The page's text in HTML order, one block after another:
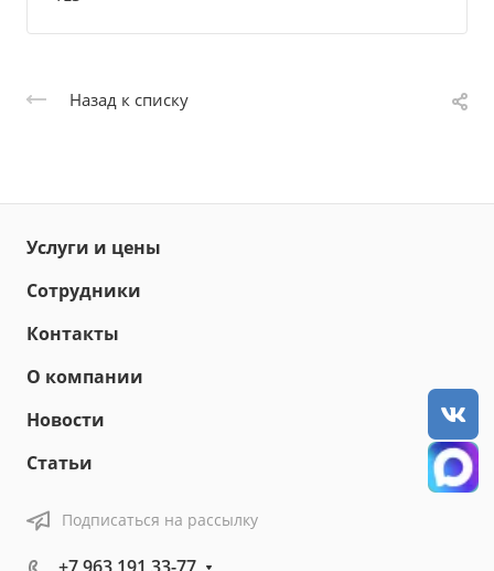
Назад к списку
Услуги и цены
Сотрудники
Контакты
О компании
Новости
Статьи
Подписаться на рассылку